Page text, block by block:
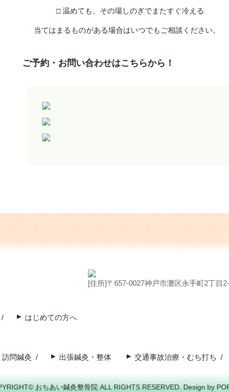
□ 温めても、その場しのぎでまたすぐ冷える
当てはまるものがある場合はいつでもご相談ください。
ご予約・お問い合わせはこちらから！
[住所]〒657-0027神戸市灘区永手町2丁目
はじめての方へ
訪問鍼灸 出張鍼灸・整体 交通事故治療・むち打ち
おちあい鍼灸整骨院 ALL RIGHTS RESERVED. Design by